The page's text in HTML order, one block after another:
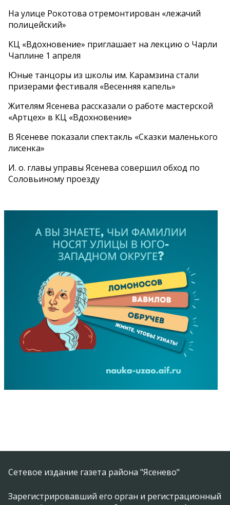
На улице Рокотова отремонтирован «лежачий
полицейский»
КЦ «Вдохновение» приглашает на лекцию о Чарли
Чаплине 1 апреля
Юные танцоры из школы им. Карамзина стали
призерами фестиваля «Весенняя капель»
Жителям Ясенева рассказали о работе мастерской
«Артцех» в КЦ «Вдохновение»
В Ясеневе показали спектакль «Сказки маленького
лисенка»
И. о. главы управы Ясенева совершил обход по
Соловьиному проезду
Сетевое издание газета района "Ясенево"
Зарегистрировавший его орган и регистрационный